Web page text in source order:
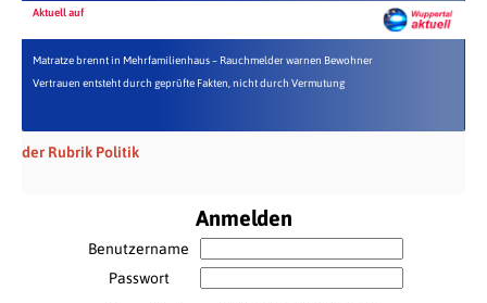
Aktuell auf
Matratze brennt in Mehrfamilienhaus – Rauchmelder warnen Bewohner
Vertrauen entsteht durch geprüfte Fakten, nicht durch Vermutung
der Rubrik Politik
Anmelden
Benutzername
Passwort